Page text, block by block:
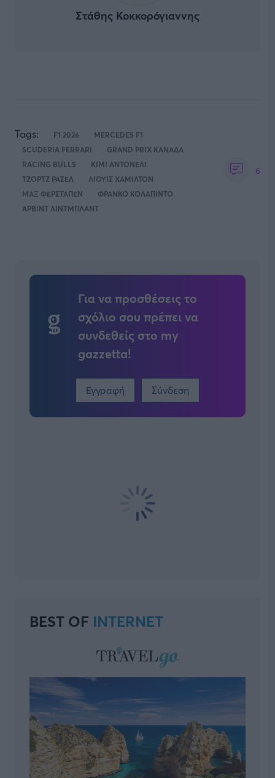
Στάθης Κοκκορόγιαννης
Tags: F1 2026
MERCEDES F1
SCUDERIA FERRARI
GRAND PRIX ΚΑΝΑΔΑ
RACING BULLS
ΚΙΜΙ ΑΝΤΟΝΕΛΙ
ΤΖΟΡΤΖ ΡΑΣΕΛ
ΛΙΟΥΙΣ ΧΑΜΙΛΤΟΝ
ΜΑΞ ΦΕΡΣΤΑΠΕΝ
ΦΡΑΝΚΟ ΚΟΛΑΠΙΝΤΟ
ΑΡΒΙΝΤ ΛΙΝΤΜΠΛΑΝΤ
6
Για να προσθέσεις το
σχόλιο σου πρέπει να
συνδεθείς στο my
gazzetta!
Εγγραφή Σύνδεση
BEST OF INTERNET